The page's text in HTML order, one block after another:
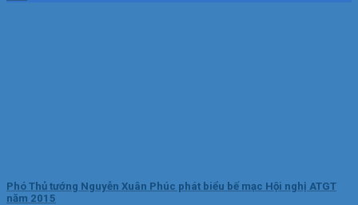
Phó Thủ tướng Nguyễn Xuân Phúc phát biểu bế mạc Hội nghị ATGT
năm 2015